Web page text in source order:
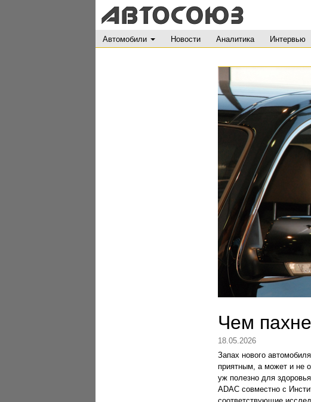
Автомобили Новости Аналитика Интервью
Чем
18.05.2026
Запах нового
приятным, а может и не
уж полезно для
ADAC совместно с